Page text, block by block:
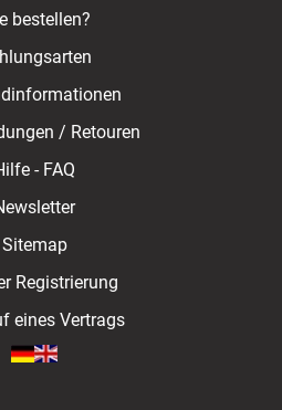
bestellen?
/ Retouren
- FAQ
Sitemap
Registrierung
eines Vertrags